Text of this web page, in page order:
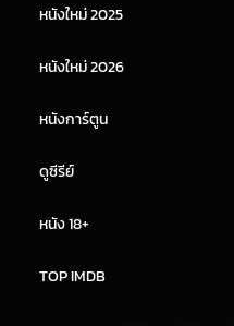
หนังจีน
หนังใหม่ 2025
หนังใหม่ 2026
หนังการ์ตูน
ดูซีรีย์
หนัง 18+
TOP IMDB